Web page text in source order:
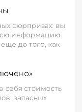
сюрпризах: вы
информацию
до того, как
себя стоимость
запасных